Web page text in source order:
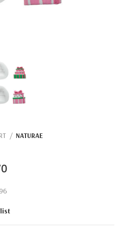
NATURAE